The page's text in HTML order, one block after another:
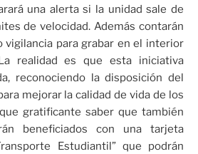
una alerta si la unidad sale de
de velocidad. Además contarán
vigilancia para grabar en el interior
realidad es que esta iniciativa
reconociendo la disposición del
mejorar la calidad de vida de los
gratificante saber que también
beneficiados con una tarjeta
Estudiantil” que podrán